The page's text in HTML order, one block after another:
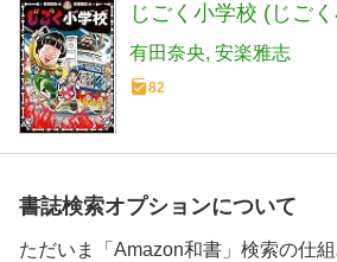
じごく小学校 (じご
有田奈央 安楽雅志
82
書誌検索オプションについて
ただいま「Amazon和書」検索の仕